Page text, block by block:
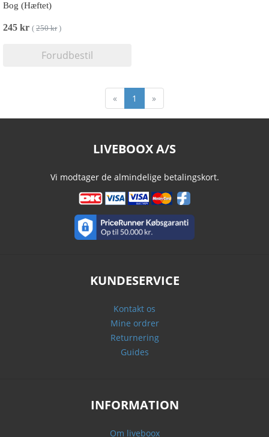
Bog (Hæftet)
245 kr ( 250 kr)
Forudbestil
« 1 »
LIVEBOOX A/S
Vi modtager de almindelige betalingskort.
KUNDESERVICE
Kontakt os
Mine ordrer
Returnering
Guides
INFORMATION
Om liveboox